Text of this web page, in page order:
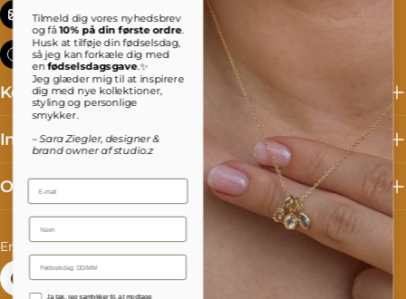
info@studioz.dk
Mandag til torsdag: 8 - 16 Fredag: 8 - 15:30
Kollektioner
Information
Om studio.z
L
a
English
C
o
Denmark (DKK kr.)
Tilmeld dig vores nyhedsbrev
og få10% på din første ordre.
Husk at tilføje din fødselsdag,
så jeg kan forkæle dig med
enfødselsdagsgave.✨
Jeg glæder mig til at inspirere
dig med nye kollektioner,
styling og personlige
smykker.
– Sara Ziegler, designer &
brand owner af studio.z
Email
Name
Accepterer persondatapolitik
Ja tak, jeg samtykker til, at modtage